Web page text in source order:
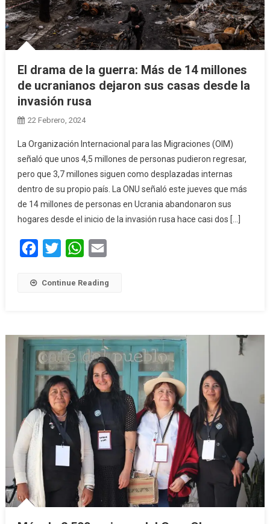
El drama de la guerra: Más de 14 millones
de ucranianos dejaron sus casas desde la
invasión rusa
22 Febrero, 2024
La Organización Internacional para las Migraciones (OIM)
señaló que unos 4,5 millones de personas pudieron regresar,
pero que 3,7 millones siguen como desplazadas internas
dentro de su propio país. La ONU señaló este jueves que más
de 14 millones de personas en Ucrania abandonaron sus
hogares desde el inicio de la invasión rusa hace casi dos […]
Facebook
Twitter WhatsApp
Continue Reading